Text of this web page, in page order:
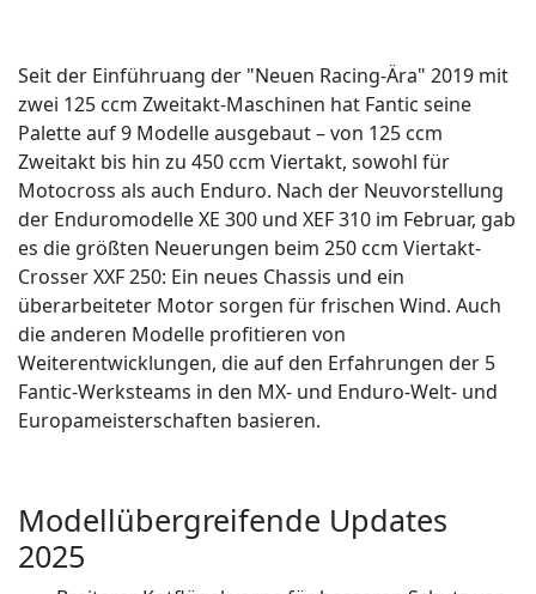
Seit der Einführuang der "Neuen Racing-Ära" 2019 mit
zwei 125 ccm Zweitakt-Maschinen hat Fantic seine
Palette auf 9 Modelle ausgebaut – von 125 ccm
Zweitakt bis hin zu 450 ccm Viertakt, sowohl für
Motocross als auch Enduro. Nach der Neuvorstellung
der Enduromodelle XE 300 und XEF 310 im Februar, gab
es die größten Neuerungen beim 250 ccm Viertakt-
Crosser XXF 250: Ein neues Chassis und ein
überarbeiteter Motor sorgen für frischen Wind. Auch
die anderen Modelle profitieren von
Weiterentwicklungen, die auf den Erfahrungen der 5
Fantic-Werksteams in den MX- und Enduro-Welt- und
Europameisterschaften basieren.
Modellübergreifende Updates
2025